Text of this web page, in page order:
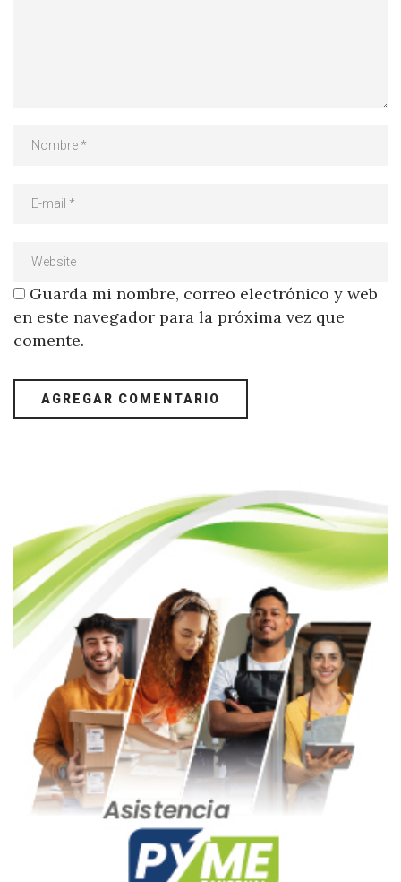
Guarda mi nombre, correo electrónico y web
en este navegador para la próxima vez que
comente.